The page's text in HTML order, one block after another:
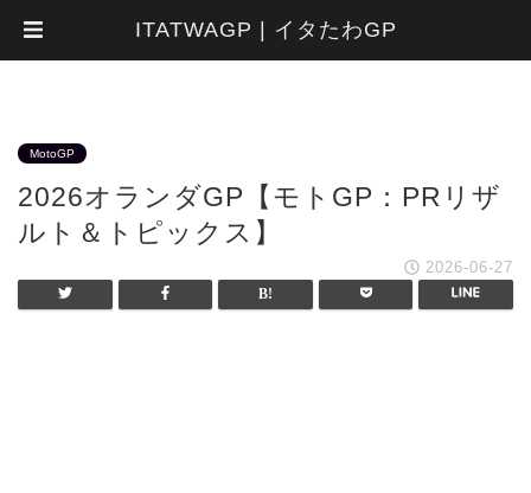
MotoGP
2026オランダGP【モトGP：PRリザ
ルト＆トピックス】
2026-06-27
ITATWAGP | イタたわGP